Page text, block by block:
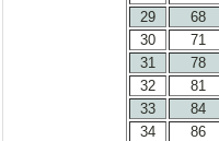
29
68
30
71
31
78
32
81
33
84
34
86